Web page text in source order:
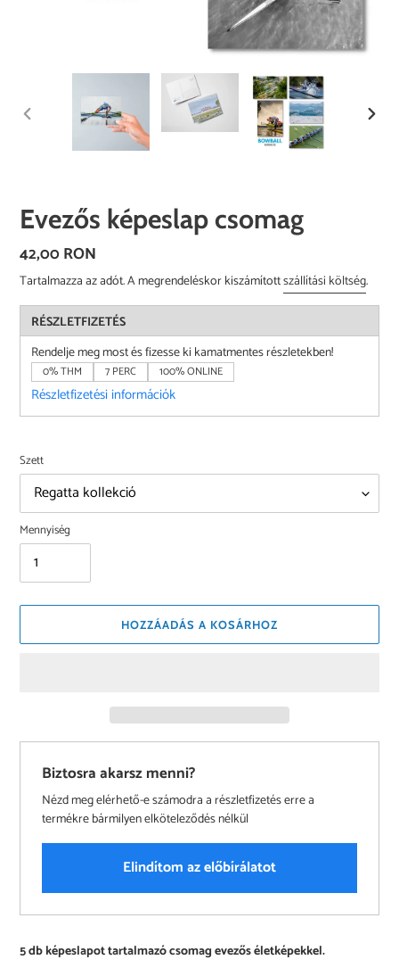
Evezős képeslap csomag
Normál
ár
42,00 RON
Tartalmazza az adót. A megrendeléskor kiszámítottszállítási költség.
RÉSZLETFIZETÉS
Rendelje meg most és fizesse ki kamatmentes részletekben!
0% THM 7 PERC 100% ONLINE
Részletfizetési információk
Szett
Mennyiség
HOZZÁADÁS A KOSÁRHOZ
Biztosra akarsz menni?
Nézd meg elérhető-e számodra a részletfizetés erre a
termékre bármilyen elköteleződés nélkül
Elindítom az előbírálatot
termék
5 db képeslapot tartalmazó csomag evezős életképekkel.